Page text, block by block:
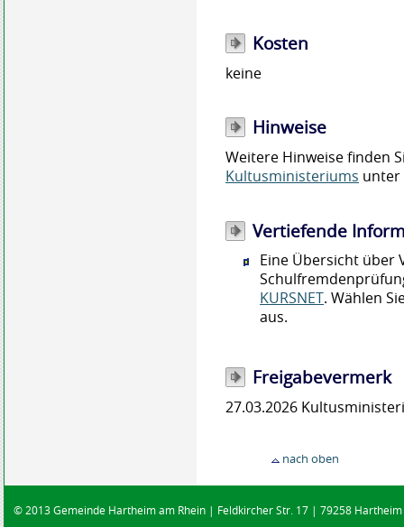
Kosten
keine
Hinweise
Weitere Hinweise finden
Kultusministeriums unter
Vertiefende
Eine Übersicht über
KURSNET. Wählen
aus.
Freigabevermerk
27.03.2026
nach oben
© 2013 Gemeinde Hartheim am Rhein | Feldkircher Str. 17 | 79258